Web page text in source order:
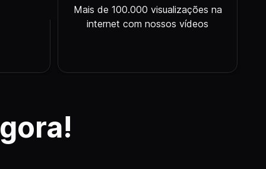
Mais de 100.000 visualizações na
internet com nossos vídeos